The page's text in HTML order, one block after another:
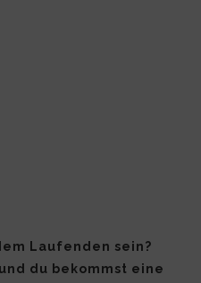
Laufenden sein?
du bekommst eine